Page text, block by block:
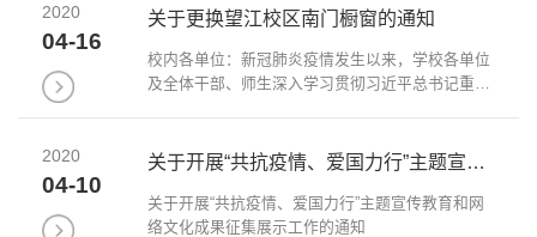
件1.坚持以习近平新时代中国特色社会主义思...
2020
04-16
关于更换望江校区南门橱窗的通知
校内各单位：新冠肺炎疫情发生以来，学校各单位
及全体干部、师生深入学习贯彻习近平总书记重要
有关防控要求，为坚决打赢疫情防控的人...
2020
04-10
关于开展“共抗疫情、爱国力行”主题宣传教育和网络文化成果征集展示工作的通知
关于开展“共抗疫情、爱国力行”主题宣传教育和网
络文化成果征集展示工作的通知